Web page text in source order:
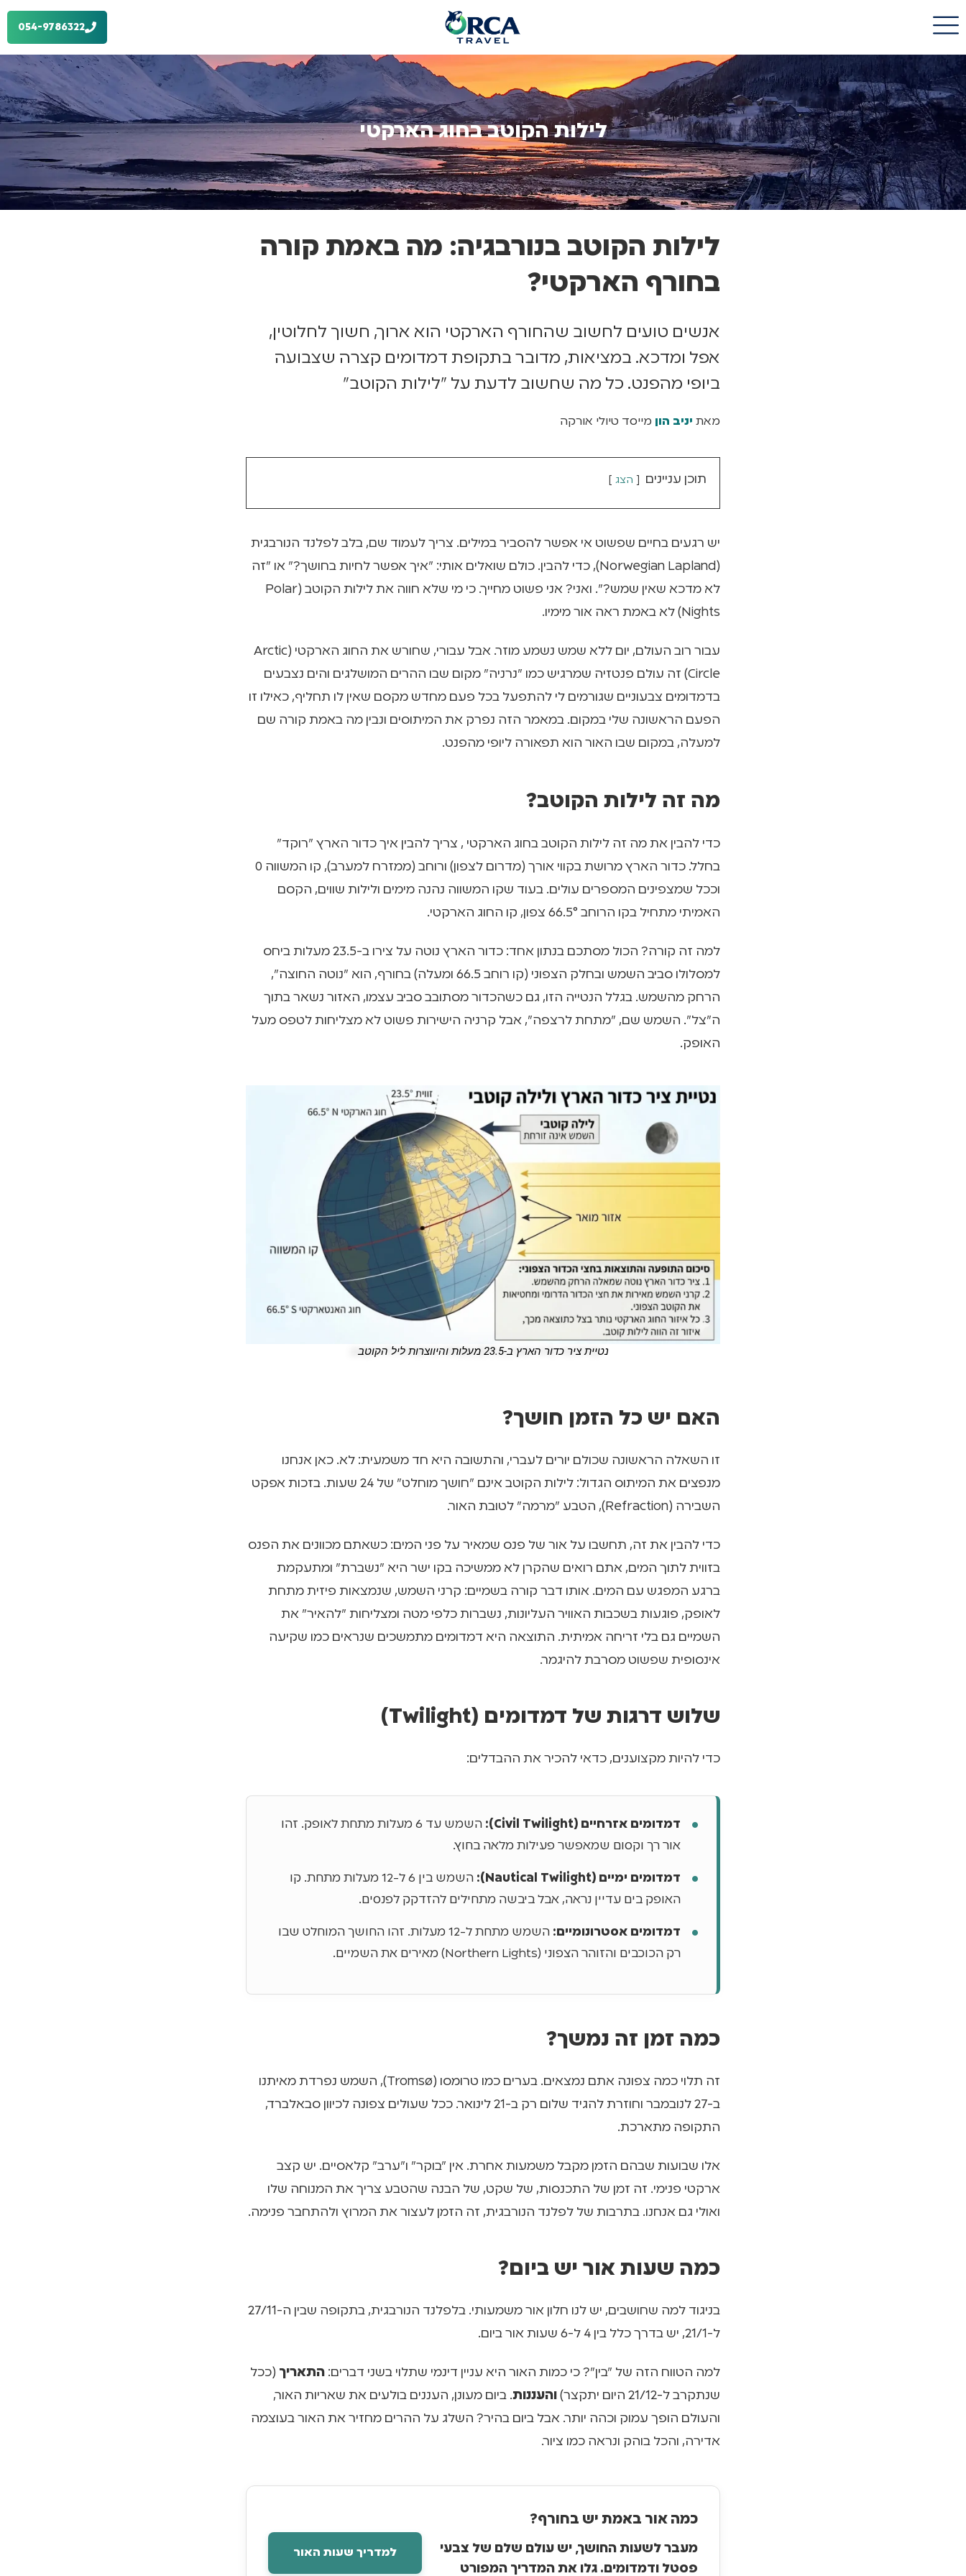
054-9786322
לילות הקוטב בחוג הארקטי
לילות הקוטב בנורבגיה: מה באמת קורה
בחורף הארקטי?
אנשים טועים לחשוב שהחורף הארקטי הוא ארוך, חשוך לחלוטין,
אפל ומדכא. במציאות, מדובר בתקופת דמדומים קצרה שצבועה
ביופי מהפנט. כל מה שחשוב לדעת על "לילות הקוטב"
מאת יניב הון מייסד טיולי אורקה
תוכן עניינים הצג
יש רגעים בחיים שפשוט אי אפשר להסביר במילים. צריך לעמוד שם, בלב לפלנד הנורבגית
(Norwegian Lapland), כדי להבין. כולם שואלים אותי: "איך אפשר לחיות בחושך?" או "זה
לא מדכא שאין שמש?". ואני? אני פשוט מחייך. כי מי שלא חווה את לילות הקוטב (Polar
Nights) לא באמת ראה אור מימיו.
עבור רוב העולם, יום ללא שמש נשמע מוזר. אבל עבורי, שחורש את החוג הארקטי (Arctic
Circle) זה עולם פנטזיה שמרגיש כמו "נרניה" מקום שבו ההרים המושלגים והים נצבעים
בדמדומים צבעוניים שגורמים לי להתפעל בכל פעם מחדש מקסם שאין לו תחליף, כאילו זו
הפעם הראשונה שלי במקום. במאמר הזה נפרק את המיתוסים ונבין מה באמת קורה שם
למעלה, במקום שבו האור הוא תפאורה ליופי מהפנט.
מה זה לילות הקוטב?
כדי להבין את מה זה לילות הקוטב בחוג הארקטי , צריך להבין איך כדור הארץ "רוקד"
בחלל. כדור הארץ מרושת בקווי אורך (מדרום לצפון) ורוחב (ממזרח למערב), קו המשווה 0
וככל שמצפינים המספרים עולים. בעוד שקו המשווה נהנה מימים ולילות שווים, הקסם
האמיתי מתחיל בקו הרוחב 66.5° צפון, קו החוג הארקטי.
למה זה קורה? הכול מסתכם בנתון אחד: כדור הארץ נוטה על צירו ב-23.5 מעלות ביחס
למסלולו סביב השמש ובחלק הצפוני (קו רוחב 66.5 ומעלה) בחורף, הוא "נוטה החוצה",
הרחק מהשמש. בגלל הנטייה הזו, גם כשהכדור מסתובב סביב עצמו, האזור נשאר בתוך
ה"צל". השמש שם, "מתחת לרצפה", אבל קרניה הישירות פשוט לא מצליחות לטפס מעל
האופק.
נטיית ציר כדור הארץ ב-23.5 מעלות והיווצרות ליל הקוטב
האם יש כל הזמן חושך?
זו השאלה הראשונה שכולם יורים לעברי, והתשובה היא חד משמעית: לא. כאן אנחנו
מנפצים את המיתוס הגדול: לילות הקוטב אינם "חושך מוחלט" של 24 שעות. בזכות אפקט
השבירה (Refraction), הטבע "מרמה" לטובת האור.
כדי להבין את זה, תחשבו על אור של פנס שמאיר על פני המים: כשאתם מכוונים את הפנס
בזווית לתוך המים, אתם רואים שהקרן לא ממשיכה בקו ישר היא "נשברת" ומתעקמת
ברגע המפגש עם המים. אותו דבר קורה בשמיים: קרני השמש, שנמצאות פיזית מתחת
לאופק, פוגעות בשכבות האוויר העליונות, נשברות כלפי מטה ומצליחות "להאיר" את
השמיים גם בלי זריחה אמיתית. התוצאה היא דמדומים מתמשכים שנראים כמו שקיעה
אינסופית שפשוט מסרבת להיגמר.
שלוש דרגות של דמדומים (Twilight)
כדי להיות מקצוענים, כדאי להכיר את ההבדלים:
דמדומים אזרחיים (Civil Twilight):
השמש עד 6 מעלות מתחת לאופק. זהו
אור רך וקסום שמאפשר פעילות מלאה בחוץ.
דמדומים ימיים (Nautical Twilight):
השמש בין 6 ל-12 מעלות מתחת. קו
האופק בים עדיין נראה, אבל ביבשה מתחילים להזדקק לפנסים.
דמדומים אסטרונומיים:
השמש מתחת ל-12 מעלות. זהו החושך המוחלט שבו
רק הכוכבים והזוהר הצפוני (Northern Lights) מאירים את השמיים.
כמה זמן זה נמשך?
זה תלוי כמה צפונה אתם נמצאים. בערים כמו טרומסו (Tromsø), השמש נפרדת מאיתנו
ב-27 לנובמבר וחוזרת להגיד שלום רק ב-21 לינואר. ככל שעולים צפונה לכיוון סבאלברד,
התקופה מתארכת.
אלו שבועות שבהם הזמן מקבל משמעות אחרת. אין "בוקר" ו"ערב" קלאסיים. יש קצב
ארקטי פנימי. זה זמן של התכנסות, של שקט, של הבנה שהטבע צריך את המנוחה שלו
ואולי גם אנחנו. בתרבות של לפלנד הנורבגית, זה הזמן לעצור את המרוץ ולהתחבר פנימה.
כמה שעות אור יש ביום?
בניגוד למה שחושבים, יש לנו חלון אור משמעותי. בלפלנד הנורבגית, בתקופה שבין ה-27/11
ל-21/1, יש בדרך כלל בין 4 ל-6 שעות אור ביום.
למה הטווח הזה של "בין"? כי כמות האור היא עניין דינמי שתלוי בשני דברים: התאריך (ככל
שנתקרב ל-21/12 היום יתקצר)
והעננות. ביום מעונן, העננים בולעים את שאריות האור,
והעולם הופך עמוק וכהה יותר. אבל ביום בהיר? השלג על ההרים מחזיר את האור בעוצמה
אדירה, והכל בוהק ונראה כמו ציור.
כמה אור באמת יש בחורף?
מעבר לשעות החושך, יש עולם שלם של צבעי
פסטל ודמדומים. גלו את המדריך המפורט
למדריך שעות האור